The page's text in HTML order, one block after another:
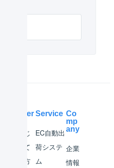
Center
はじ
めて
の方
Service
EC自動出
荷システ
ム
Co
mp
any
企業
情報